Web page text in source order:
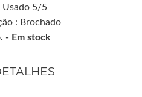
Usado 5/5
: Brochado
- Em stock